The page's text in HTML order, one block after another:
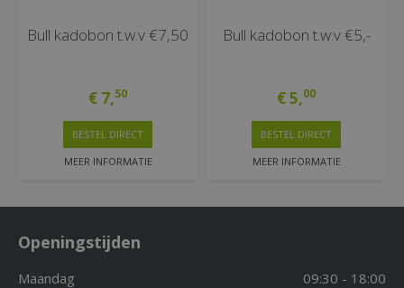
Bull kadobon t.w.v €7,50
€ 7,50
MEER INFORMATIE
BESTEL DIRECT
Bull kadobon t.w.v €5,-
€5,00
MEER INFORMATIE
BESTEL DIRECT
Openingstijden
Maandag
09:30 - 18:00